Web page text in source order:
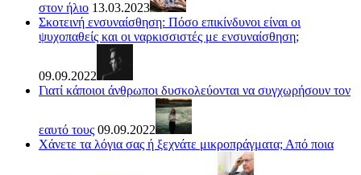
στον ήλιο 13.03.2023
Σκοτεινή ενσυναίσθηση: Πόσο επικίνδυνοι είναι οι
ψυχοπαθείς και οι ναρκισσιστές με ενσυναίσθηση;
09.09.2022
Γιατί κάποιοι άνθρωποι δυσκολεύονται να συγχωρήσουν τον
εαυτό τους 09.09.2022
Χάνετε τα λόγια σας ή ξεχνάτε μικροπράγματα; Από ποια